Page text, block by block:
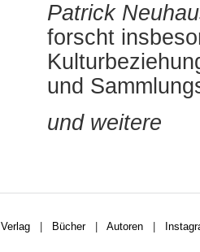
Patrick
forscht
und
und weitere
Verlag Bücher Autoren